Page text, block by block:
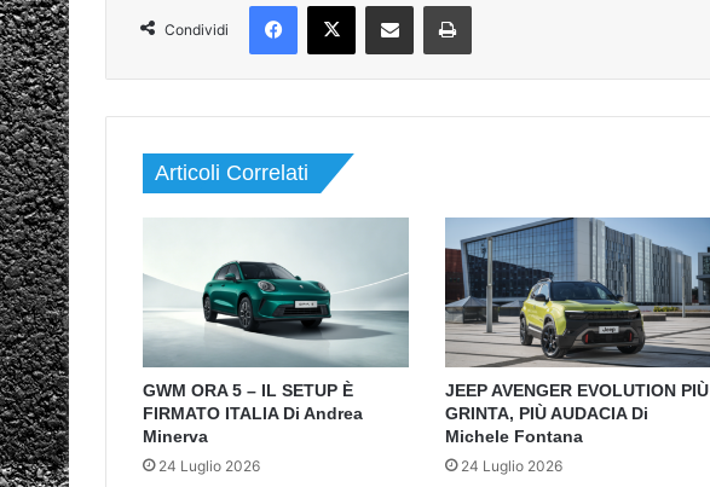
Condividi
Articoli Correlati
GWM ORA 5 – IL SETUP È
FIRMATO ITALIA Di Andrea
Minerva
24 Luglio 2026
JEEP AVENGER EVOLUTION PIÙ
GRINTA, PIÙ AUDACIA Di
Michele Fontana
24 Luglio 2026